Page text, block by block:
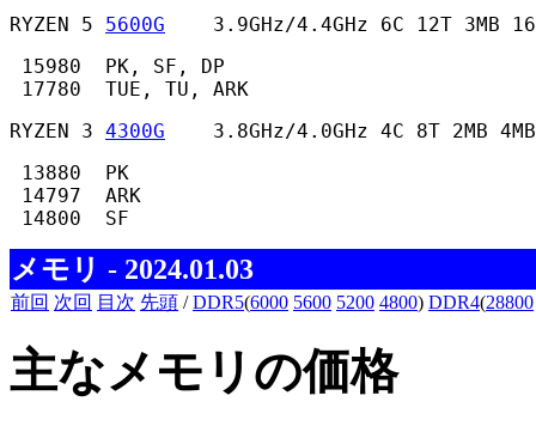
RYZEN 5 5600G
3.9GHz/4.4GHz 6C 12T 3MB
15980  PK, SF, DP
17780  TUE, TU, ARK
RYZEN 3 4300G
3.8GHz/4.0GHz 4C 8T 2MB
13880  PK
14797  ARK
14800  SF
メモリ - 2024.01.03
前回 次回 目次 先頭 /DDR5(6000 5600 5200 4800) DDR4(28800
主なメモリの価格